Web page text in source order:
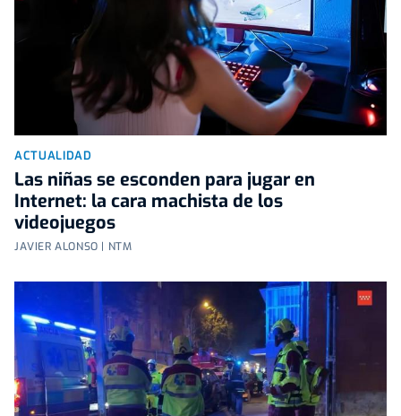
ACTUALIDAD
Las niñas se esconden para jugar en
Internet: la cara machista de los
videojuegos
JAVIER ALONSO | NTM